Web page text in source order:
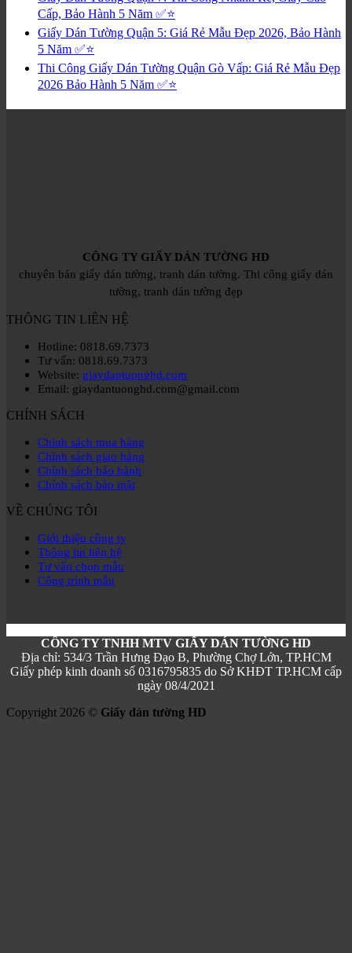
Cấp, Bảo Hành 5 Năm ✅⭐
Giấy Dán Tường Quận 5: Giá Rẻ Mẫu Đẹp 2026, Bảo Hành
5 Năm ✅⭐
Thi Công Giấy Dán Tường Quận Gò Vấp: Giá Rẻ Mẫu Đẹp
2026 Bảo Hành 5 Năm ✅⭐
CÔNG TY GIẤY DÁN TƯỜNG HD
chuyên bán giấy dán tường, tranh dán tường. Thi công giấy dán
tường, tranh dán tường đẹp
THÔNG TIN LIÊN HỆ
Hotline: 0818.69.7373
Tư vấn: 0818.69.7373
Website: giaydantuonghd.com
Email: giaydantuonghd.com@gmail.com
CHÍNH SÁCH
Chính sách mua hàng
Chính sách giao hàng
Chính sách bảo hành
Chính sách bảo mật
VỀ CHÚNG TÔI
Giới thiệu công ty
Thông tin liên hệ
Tư vấn chọn mẫu
Công trình mẫu
CÔNG TY TNHH MTV GIẤY DÁN TƯỜNG HD
Địa chỉ: 534/3 Trần Hưng Đạo B, Phường Chợ Lớn, TP.HCM
Giấy phép kinh doanh số 0316795835 do Sở KHĐT TP.HCM cấp
ngày 08/4/2021
Copyright 2026 © Giấy dán tường HD